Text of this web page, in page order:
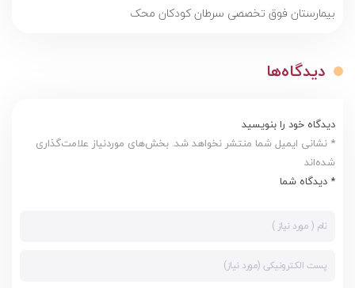
بیمارستان فوق تخصصی سرطان کودکان محک
دیدگاه‌ها
دیدگاه خود را بنویسید
* نشانی ایمیل شما منتشر نخواهد شد. بخش‌های موردنیاز علامت‌گذاری
شده‌اند
* دیدگاه شما